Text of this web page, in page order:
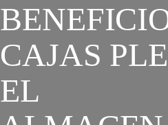
CAJAS
EL